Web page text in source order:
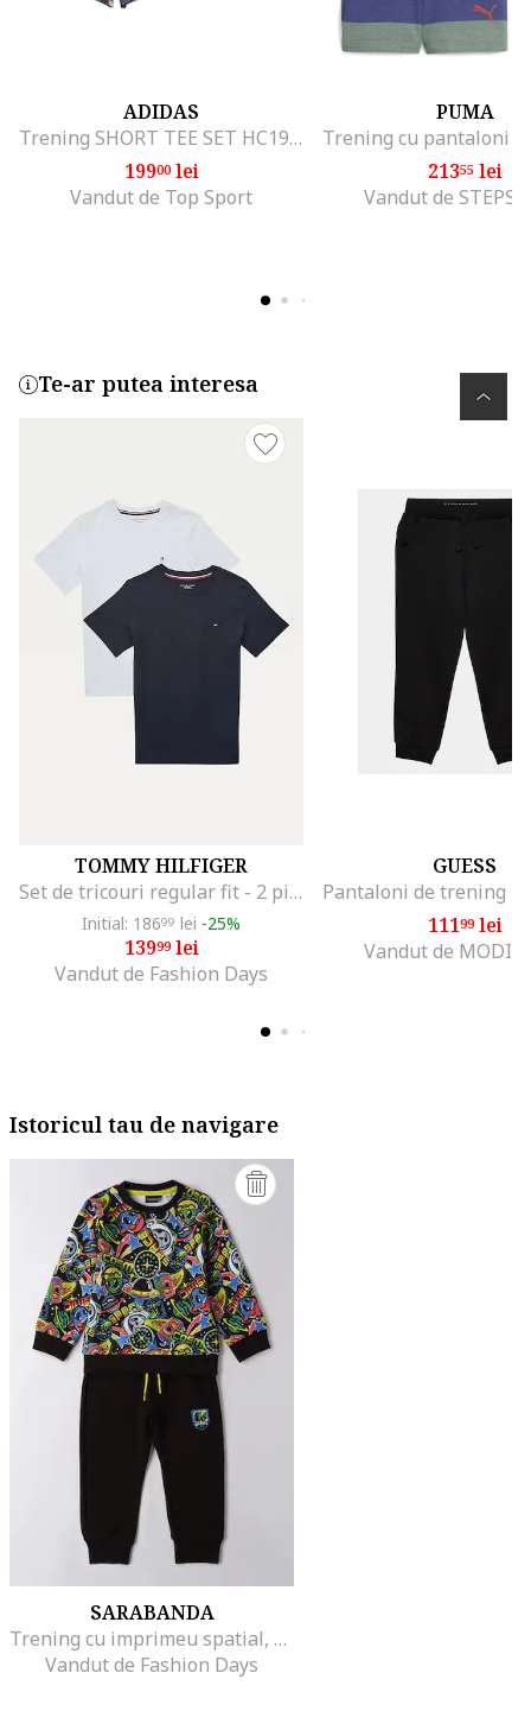
ADIDAS
Trening SHORT TEE SET HC1985
19900lei
Vandut de Top Sport
PUMA
21355lei
Vandut de
Te-ar putea interesa
TOMMY HILFIGER
Set de tricouri regular fit - 2 piese, Alb/Albastru inchis
Initial: 18699 lei -25%
13999lei
Vandut de Fashion Days
GUESS
11199lei
Vandut de
Istoricul tau de navigare
SARABANDA
Trening cu imprimeu spatial, Verde/Negru/Galben
Vandut de Fashion Days